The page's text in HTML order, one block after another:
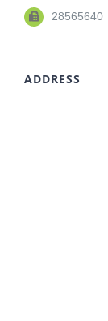
28565640
ADDRESS